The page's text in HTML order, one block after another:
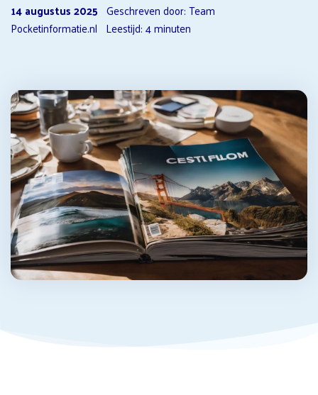
14 augustus 2025 Geschreven door: Team
Pocketinformatie.nl Leestijd:4minuten